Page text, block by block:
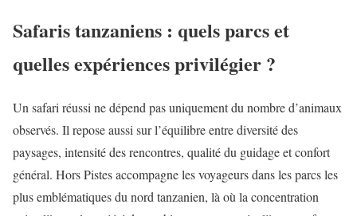
Safaris tanzaniens : quels parcs et
quelles expériences privilégier ?
Un safari réussi ne dépend pas uniquement du nombre d’animaux
observés. Il repose aussi sur l’équilibre entre diversité des
paysages, intensité des rencontres, qualité du guidage et confort
général. Hors Pistes accompagne les voyageurs dans les parcs les
plus emblématiques du nord tanzanien, là où la concentration